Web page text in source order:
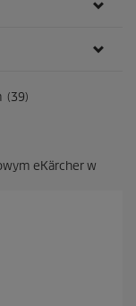
(39)
eKärcher w